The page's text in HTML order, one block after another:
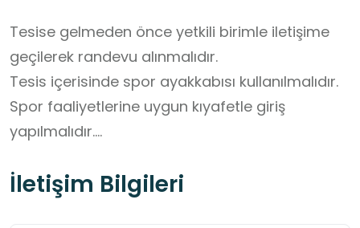
Tesise gelmeden önce yetkili birimle iletişime
geçilerek randevu alınmalıdır.
Tesis içerisinde spor ayakkabısı kullanılmalıdır.
Spor faaliyetlerine uygun kıyafetle giriş
yapılmalıdır.
bulunmaktadır.
İletişim Bilgileri